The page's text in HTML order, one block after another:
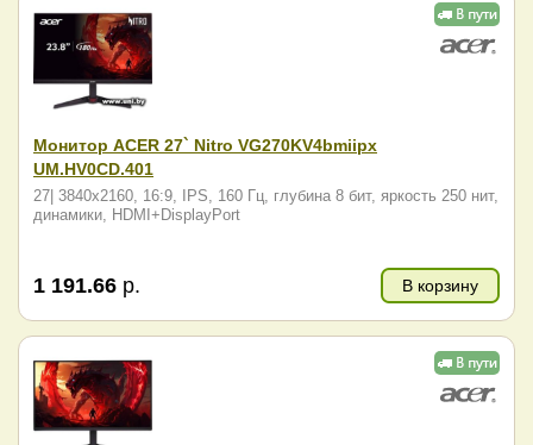
Монитор ACER 27` Nitro VG270KV4bmiipx
UM.HV0CD.401
27| 3840x2160, 16:9, IPS, 160 Гц, глубина 8 бит, яркость 250 нит,
динамики, HDMI+DisplayPort
1 191.66 р. В корзину